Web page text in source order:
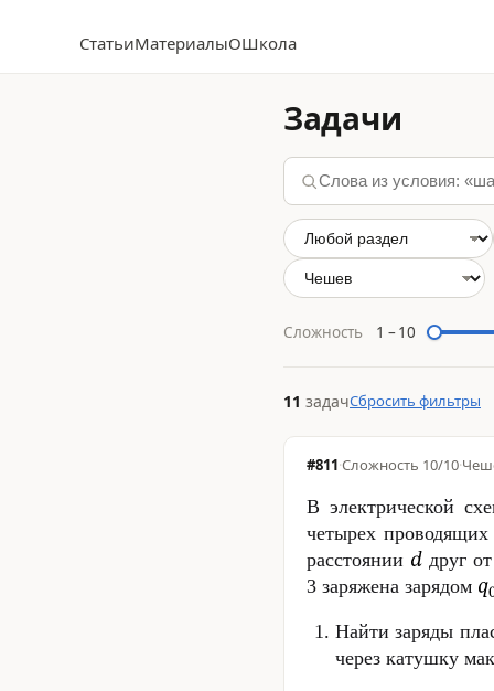
СтатьиМатериалыОШкола
Задачи
Сложность 1 –10
11 задачСбросить фильтры
#811·Сложность 10/10·
В электрической
четырех
расстоянии
друг
3 заряжена зарядом
Найти заряды
через катушку